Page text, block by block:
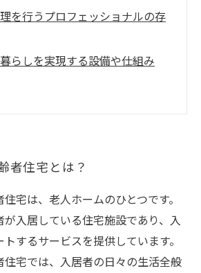
を行うプロフェッショナルの存
らしを実現する設備や仕組み
者住宅とは？
宅は、老人ホームのひとつです。
が入居している住宅施設であり、入
するサービスを提供しています。
宅では、入居者の日々の生活全般